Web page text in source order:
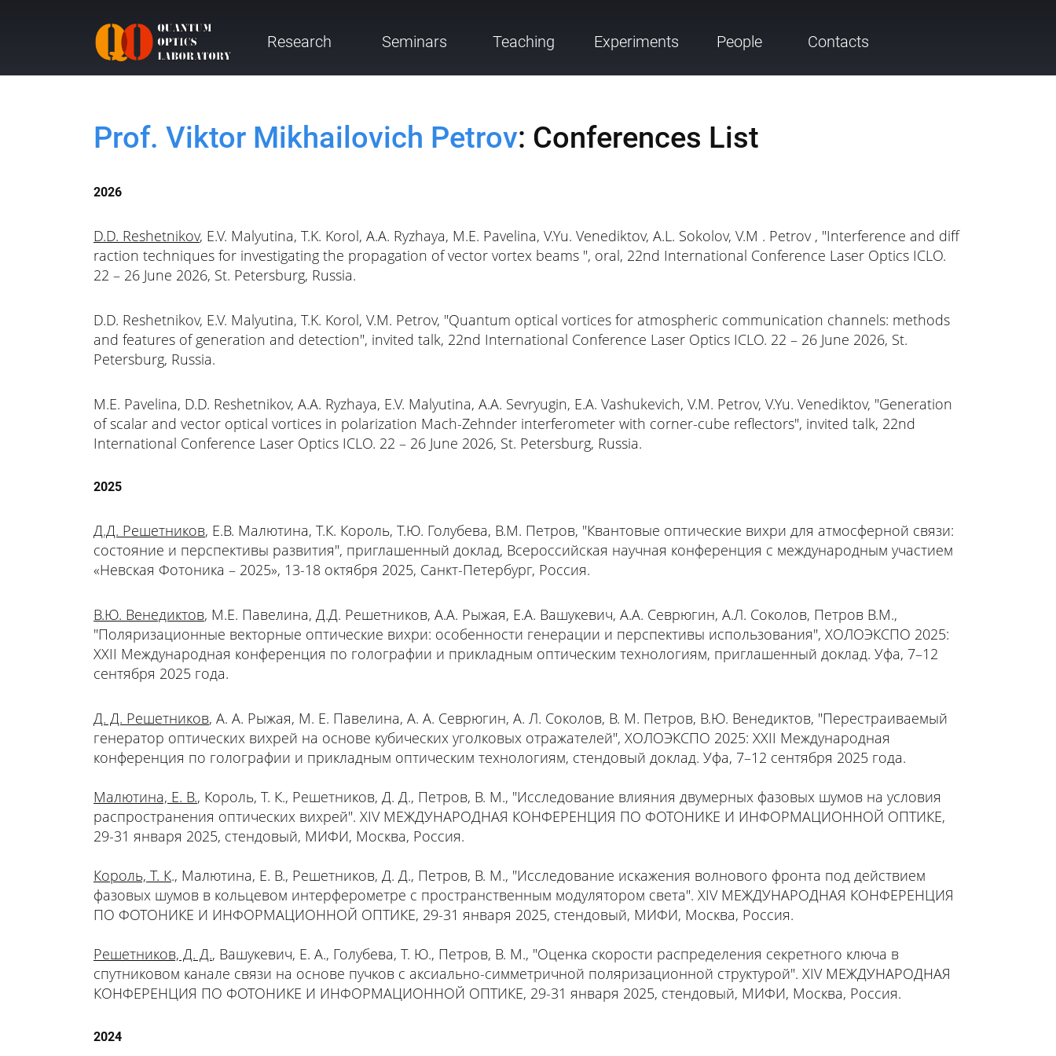
Research Seminars Teaching Experiments People Contacts
Prof. Viktor Mikhailovich Petrov: Conferences List
2026
D.D. Reshetnikov, E.V. Malyutina, T.K. Korol, A.A. Ryzhaya, M.E. Pavelina, V.Yu. Venediktov, A.L. Sokolov, V.M . Petrov , "Interference and diff
raction techniques for investigating the propagation of vector vortex beams ", oral, 22nd International Conference Laser Optics ICLO.
22 – 26 June 2026, St. Petersburg, Russia.
D.D. Reshetnikov, E.V. Malyutina, T.K. Korol, V.M. Petrov, "Quantum optical vortices for atmospheric communication channels: methods
and features of generation and detection", invited talk, 22nd International Conference Laser Optics ICLO. 22 – 26 June 2026, St.
Petersburg, Russia.
M.E. Pavelina, D.D. Reshetnikov, A.A. Ryzhaya, E.V. Malyutina, A.A. Sevryugin, E.A. Vashukevich, V.M. Petrov, V.Yu. Venediktov, "Generation
of scalar and vector optical vortices in polarization Mach-Zehnder interferometer with corner-cube reflectors", invited talk, 22nd
International Conference Laser Optics ICLO. 22 – 26 June 2026, St. Petersburg, Russia.
2025
Д.Д. Решетников, Е.В. Малютина, Т.К. Король, Т.Ю. Голубева, В.М. Петров, "Квантовые оптические вихри для атмосферной связи:
состояние и перспективы развития", приглашенный доклад, Всероссийская научная конференция с международным участием
«Невская Фотоника – 2025», 13-18 октября 2025, Санкт-Петербург, Россия.
В.Ю. Венедиктов, М.Е. Павелина, Д.Д. Решетников, А.А. Рыжая, Е.А. Вашукевич, А.А. Севрюгин, А.Л. Соколов, Петров В.М.,
"Поляризационные векторные оптические вихри: особенности генерации и перспективы использования", ХОЛОЭКСПО 2025:
XXII Международная конференция по голографии и прикладным оптическим технологиям, приглашенный доклад. Уфа, 7–12
сентября 2025 года.
Д. Д. Решетников, А. А. Рыжая, М. Е. Павелина, А. А. Севрюгин, А. Л. Соколов, В. М. Петров, В.Ю. Венедиктов, "Перестраиваемый
генератор оптических вихрей на основе кубических уголковых отражателей", ХОЛОЭКСПО 2025: XXII Международная
конференция по голографии и прикладным оптическим технологиям, стендовый доклад. Уфа, 7–12 сентября 2025 года.
Малютина, Е. В., Король, Т. К., Решетников, Д. Д., Петров, В. М., "Исследование влияния двумерных фазовых шумов на условия
распространения оптических вихрей". XIV МЕЖДУНАРОДНАЯ КОНФЕРЕНЦИЯ ПО ФОТОНИКЕ И ИНФОРМАЦИОННОЙ ОПТИКЕ,
29-31 января 2025, стендовый, МИФИ, Москва, Россия.
Король, Т. К., Малютина, Е. В., Решетников, Д. Д., Петров, В. М., "Исследование искажения волнового фронта под действием
фазовых шумов в кольцевом интерферометре с пространственным модулятором света". XIV МЕЖДУНАРОДНАЯ КОНФЕРЕНЦИЯ
ПО ФОТОНИКЕ И ИНФОРМАЦИОННОЙ ОПТИКЕ, 29-31 января 2025, стендовый, МИФИ, Москва, Россия.
Решетников, Д. Д., Вашукевич, Е. А., Голубева, Т. Ю., Петров, В. М., "Оценка скорости распределения секретного ключа в
спутниковом канале связи на основе пучков с аксиально-симметричной поляризационной структурой". XIV МЕЖДУНАРОДНАЯ
КОНФЕРЕНЦИЯ ПО ФОТОНИКЕ И ИНФОРМАЦИОННОЙ ОПТИКЕ, 29-31 января 2025, стендовый, МИФИ, Москва, Россия.
2024